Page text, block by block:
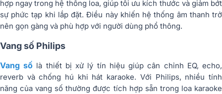
hợp ngay trong hệ thống loa, giúp tối ưu kích thước và giảm bớt
sự phức tạp khi lắp đặt. Điều này khiến hệ thống âm thanh trở
nên gọn gàng và phù hợp với người dùng phổ thông.
Vang số Philips
Vang số là thiết bị xử lý tín hiệu giúp cân chỉnh EQ, echo,
reverb và chống hú khi hát karaoke. Với Philips, nhiều tính
năng của vang số thường được tích hợp sẵn trong loa karaoke